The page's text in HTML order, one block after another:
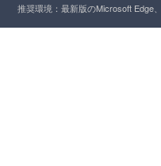
推奨環境：最新版のMicrosoft Edge